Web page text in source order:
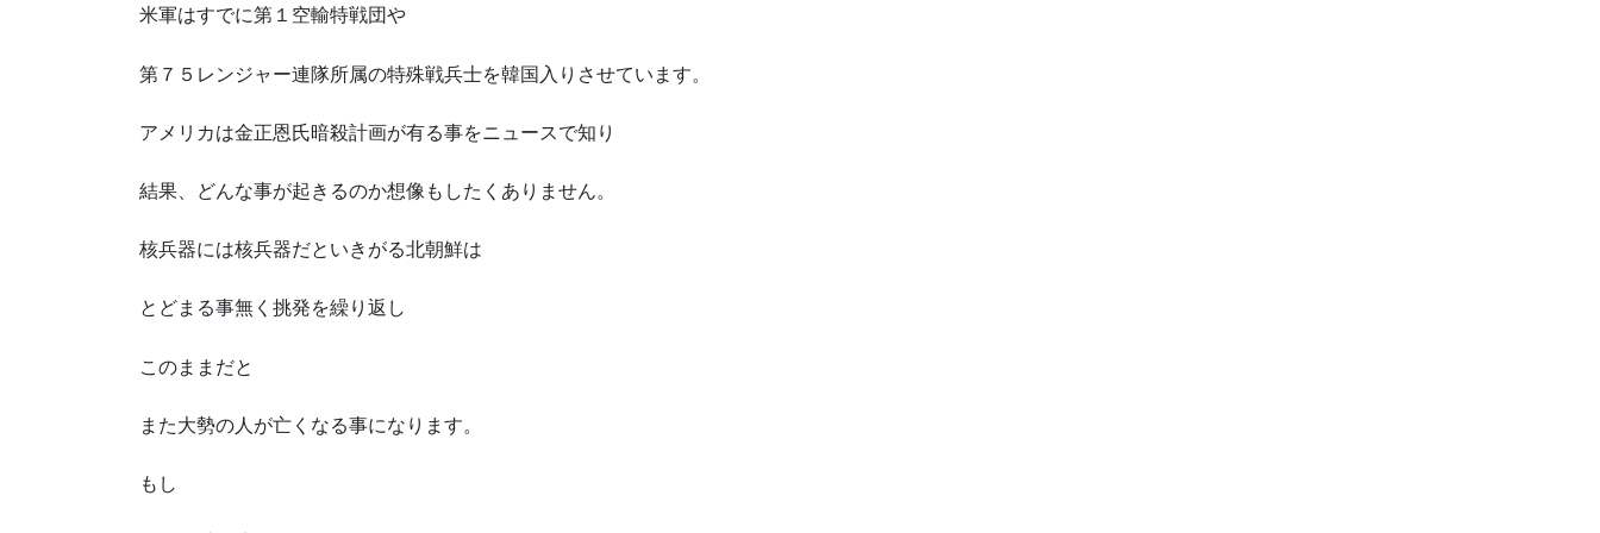
米軍はすでに第１空輸特戦団や
第７５レンジャー連隊所属の特殊戦兵士を韓国入りさせています。
アメリカは金正恩氏暗殺計画が有る事をニュースで知り
結果、どんな事が起きるのか想像もしたくありません。
核兵器には核兵器だといきがる北朝鮮は
とどまる事無く挑発を繰り返し
このままだと
また大勢の人が亡くなる事になります。
もし